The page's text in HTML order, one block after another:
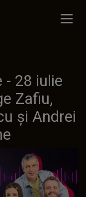
- 28 iulie
Zafiu,
și Andrei